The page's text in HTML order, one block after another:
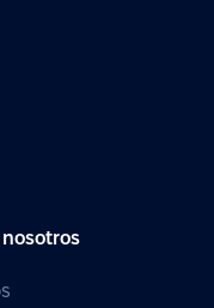
nosotros